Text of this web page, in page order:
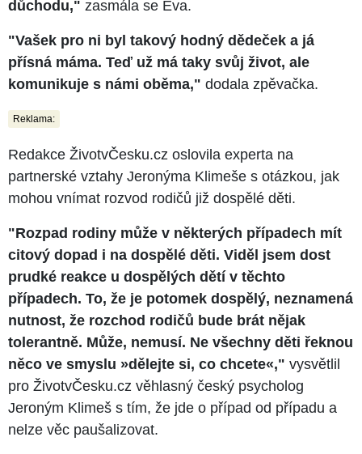
důchodu," zasmála se Eva.
"Vašek pro ni byl takový hodný dědeček a já
přísná máma. Teď už má taky svůj život, ale
komunikuje s námi oběma," dodala zpěvačka.
Reklama:
Redakce ŽivotvČesku.cz oslovila experta na
partnerské vztahy Jeronýma Klimeše s otázkou, jak
mohou vnímat rozvod rodičů již dospělé děti.
"Rozpad rodiny může v některých případech mít
citový dopad i na dospělé děti. Viděl jsem dost
prudké reakce u dospělých dětí v těchto
případech. To, že je potomek dospělý, neznamená
nutnost, že rozchod rodičů bude brát nějak
tolerantně. Může, nemusí. Ne všechny děti řeknou
něco ve smyslu »dělejte si, co chcete«," vysvětlil
pro ŽivotvČesku.cz věhlasný český psycholog
Jeroným Klimeš s tím, že jde o případ od případu a
nelze věc paušalizovat.